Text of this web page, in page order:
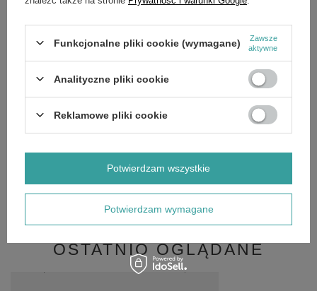
Potrzebujesz pomocy? Masz pytania?
Zadaj pytanie a my odpowiemy niezwłocznie,
najciekawsze pytania i odpowiedzi publikując
dla innych.
Zadaj pytanie
SZCZEGÓŁOWE DANE
OSTATNIO OGLĄDANE
Funkcjonalne pliki cookie (wymagane)
Zawsze
aktywne
Analityczne pliki cookie
Reklamowe pliki cookie
Potwierdzam wymagane
Potwierdzam wszystkie